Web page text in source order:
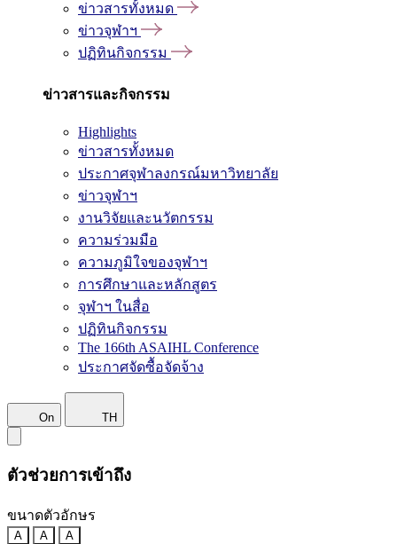
ข่าวสารทั้งหมด
ข่าวจุฬาฯ
ปฏิทินกิจกรรม
ข่าวสารและกิจกรรม
Highlights
ข่าวสารทั้งหมด
ประกาศจุฬาลงกรณ์มหาวิทยาลัย
ข่าวจุฬาฯ
งานวิจัยและนวัตกรรม
ความร่วมมือ
ความภูมิใจของจุฬาฯ
การศึกษาและหลักสูตร
จุฬาฯ ในสื่อ
ปฏิทินกิจกรรม
The 166th ASAIHL Conference
ประกาศจัดซื้อจัดจ้าง
On TH
ตัวช่วยการเข้าถึง
ขนาดตัวอักษร
A A A